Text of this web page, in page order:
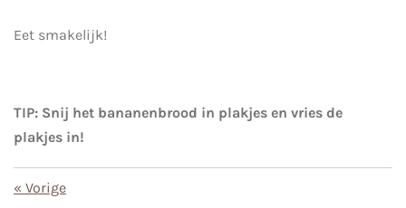
Eet smakelijk!
TIP: Snij het bananenbrood in plakjes en vries de
plakjes in!
« Vorige